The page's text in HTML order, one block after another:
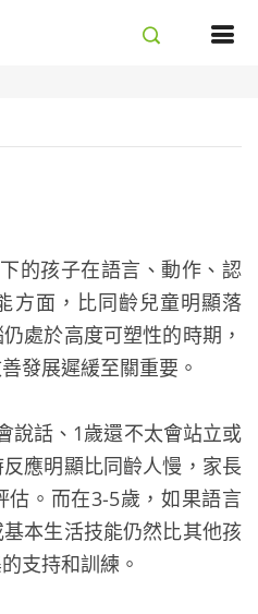
的孩子在語言、動作、認
方面，比同齡兒童明顯落
處於高度可塑性的時期，
發展遲緩至關重要。
說話、1歲還不太會站立或
應明顯比同齡人慢，家長
。而在3-5歲，如果語言
本生活技能仍然比其他孩
支持和訓練。